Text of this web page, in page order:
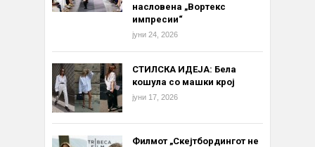
насловена „Вортекс
импресии“
јуни 24, 2026
СТИЛСКА ИДЕЈА: Бела
кошула со машки крој
јуни 17, 2026
Филмот „Скејтбордингот не